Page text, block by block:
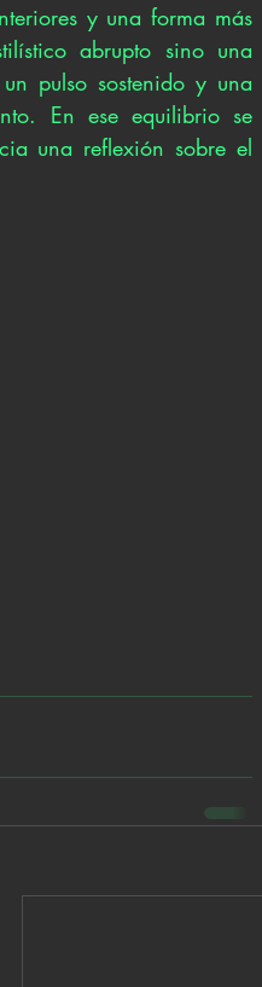
y una forma más
abrupto sino una
pulso sostenido y una
En ese equilibrio se
una reflexión sobre el